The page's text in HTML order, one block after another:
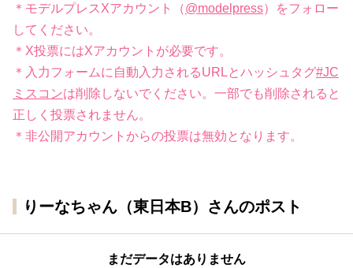
＊モデルプレスXアカウント（@modelpress）をフォロー
してください。
＊X投票にはXアカウントが必要です。
＊入力フォームに自動入力されるURLとハッシュタグ#JC
ミスコンは削除しないでください。一部でも削除されると
正しく投票されません。
＊非公開アカウントからの投票は無効となります。
りーなちゃん（東日本B）さんのポスト
まだデータはありません